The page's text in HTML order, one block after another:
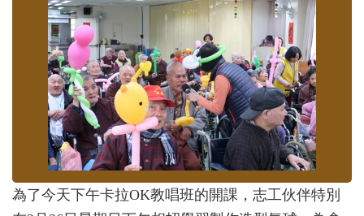
為了今天下午卡拉OK教唱班的開課，志工伙伴特別